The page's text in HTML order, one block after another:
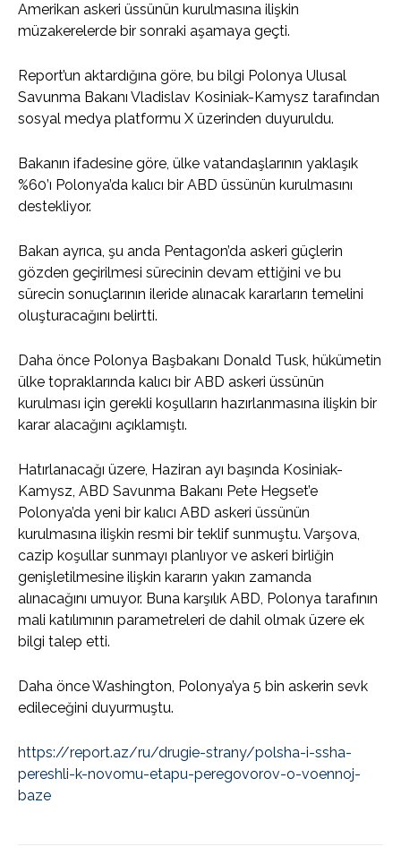
Amerikan askeri üssünün kurulmasına ilişkin
müzakerelerde bir sonraki aşamaya geçti.
Report’un aktardığına göre, bu bilgi Polonya Ulusal
Savunma Bakanı Vladislav Kosiniak-Kamysz tarafından
sosyal medya platformu X üzerinden duyuruldu.
Bakanın ifadesine göre, ülke vatandaşlarının yaklaşık
%60’ı Polonya’da kalıcı bir ABD üssünün kurulmasını
destekliyor.
Bakan ayrıca, şu anda Pentagon’da askeri güçlerin
gözden geçirilmesi sürecinin devam ettiğini ve bu
sürecin sonuçlarının ileride alınacak kararların temelini
oluşturacağını belirtti.
Daha önce Polonya Başbakanı Donald Tusk, hükümetin
ülke topraklarında kalıcı bir ABD askeri üssünün
kurulması için gerekli koşulların hazırlanmasına ilişkin bir
karar alacağını açıklamıştı.
Hatırlanacağı üzere, Haziran ayı başında Kosiniak-
Kamysz, ABD Savunma Bakanı Pete Hegset’e
Polonya’da yeni bir kalıcı ABD askeri üssünün
kurulmasına ilişkin resmi bir teklif sunmuştu. Varşova,
cazip koşullar sunmayı planlıyor ve askeri birliğin
genişletilmesine ilişkin kararın yakın zamanda
alınacağını umuyor. Buna karşılık ABD, Polonya tarafının
mali katılımının parametreleri de dahil olmak üzere ek
bilgi talep etti.
Daha önce Washington, Polonya’ya 5 bin askerin sevk
edileceğini duyurmuştu.
https://report.az/ru/drugie-strany/polsha-i-ssha-
pereshli-k-novomu-etapu-peregovorov-o-voennoj-
baze